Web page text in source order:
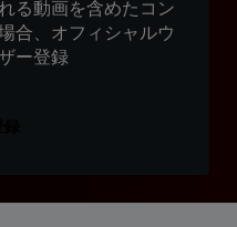
る動画を含めたコン
合、オフィシャルウ
ー登録